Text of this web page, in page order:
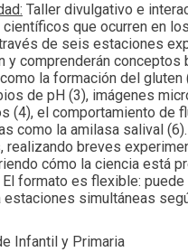
Taller divulgativo e
que ocurren en
de seis estaciones
y comprenderán conceptos
la formación del gluten
de pH (3), imágenes
(4), el comportamiento de
como la amilasa salival
realizando breves
cómo la ciencia está
formato es flexible: puede
simultáneas
Infantil y Primaria